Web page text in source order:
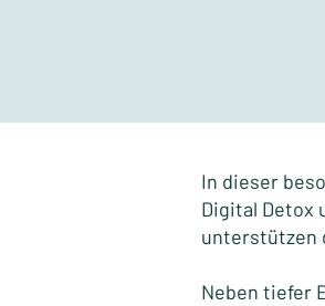
In dieser
Digital Detox
unterstützen
Neben tiefer